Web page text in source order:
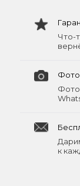
Что-
Фото
к